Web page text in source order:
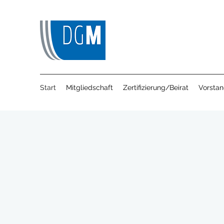
Start Mitgliedschaft Zertifizierung/Beirat